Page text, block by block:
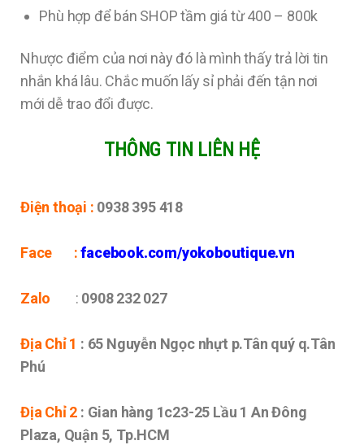
Phù hợp để bán SHOP tầm giá từ 400 – 800k
Nhược điểm của nơi này đó là mình thấy trả lời tin
nhắn khá lâu. Chắc muốn lấy sỉ phải đến tận nơi
mới dễ trao đổi được.
THÔNG TIN LIÊN HỆ
Điện thoại : 0938 395 418
Face :facebook.com/yokoboutique.vn
Zalo : 0908 232 027
Địa Chỉ 1 : 65 Nguyễn Ngọc nhựt p.Tân quý q.Tân
Phú
Địa Chỉ 2 : Gian hàng 1c23-25 Lầu 1 An Đông
Plaza, Quận 5, Tp.HCM